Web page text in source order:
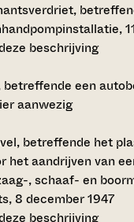
beschrijving
betreffende een
aanwezig
betreffende het
het aandrijven van
, schaaf- en
8 december 1947
beschrijving